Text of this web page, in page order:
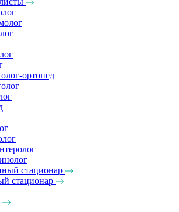
ортопед
стационар
стационар